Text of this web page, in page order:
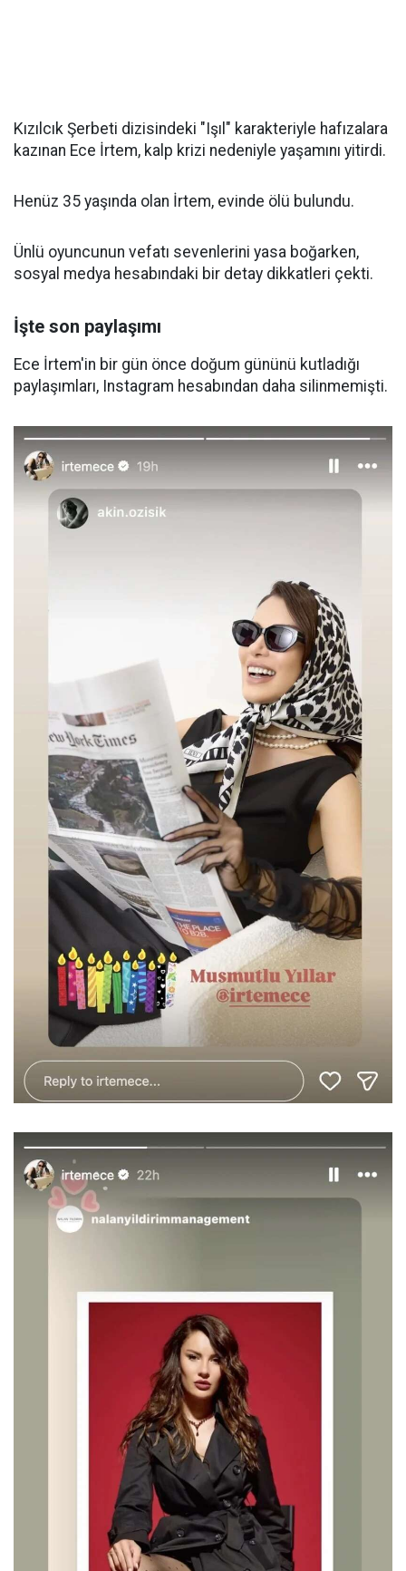
Kızılcık Şerbeti dizisindeki "Işıl" karakteriyle hafızalara
kazınan Ece İrtem, kalp krizi nedeniyle yaşamını yitirdi.
Henüz 35 yaşında olan İrtem, evinde ölü bulundu.
Ünlü oyuncunun vefatı sevenlerini yasa boğarken,
sosyal medya hesabındaki bir detay dikkatleri çekti.
İşte son paylaşımı
Ece İrtem'in bir gün önce doğum gününü kutladığı
paylaşımları, Instagram hesabından daha silinmemişti.